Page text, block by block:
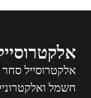
אלקטרוסייל סחר